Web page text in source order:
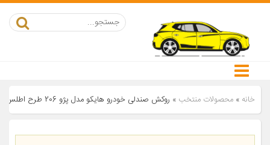
خانه » محصولات منتخب » روکش صندلی خودرو هایکو مدل پژو 206 طرح اطلس